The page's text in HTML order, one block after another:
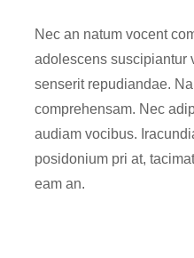
Nec an natum vocent
adolescens suscipiantur
senserit repudiandae.
comprehensam. Nec
audiam vocibus.
posidonium pri at,
eam an.